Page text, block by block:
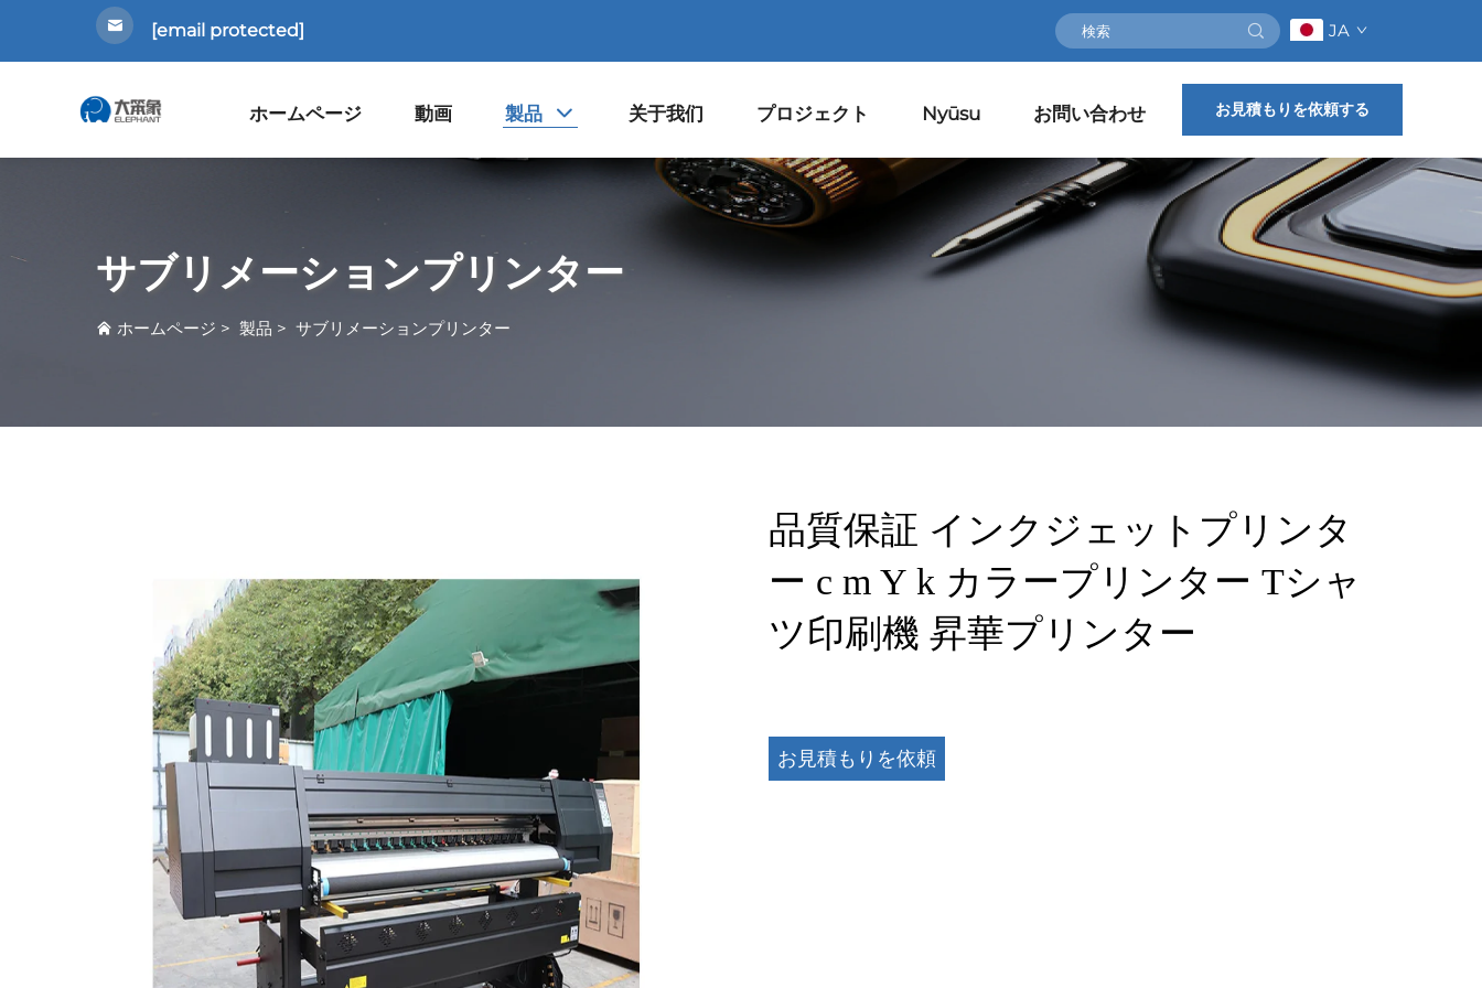
[email protected] JA
ホームページ 動画 製品 关于我们 プロジェクト Nyūsu お問い合わせ お見積もりを依頼する
サブリメーションプリンター
ホームページ > 製品 > サブリメーションプリンター
品質保証 インクジェットプリンタ
ー c m Y k カラープリンター Tシャ
ツ印刷機 昇華プリンター
お見積もりを依頼